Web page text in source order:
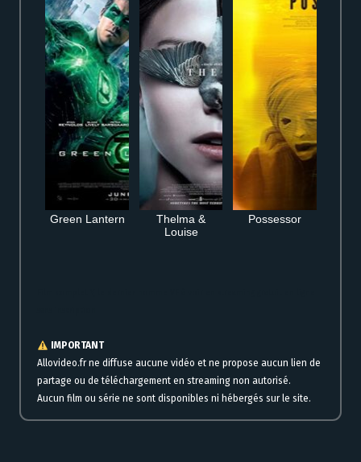
Green Lantern
Thelma &
Louise
Possessor
IMPORTANT
Allovideo.fr ne diffuse aucune vidéo et ne propose aucun lien de
partage ou de téléchargement en streaming non autorisé.
Aucun film ou série ne sont disponibles ni hébergés sur le site.